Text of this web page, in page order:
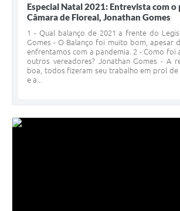
Especial Natal 2021: Entrevista com
Câmara de Floreal, Jonathan Gomes
1 - Qual balanço de 2021 a frente do
Gomes - O Balanço foi muito bom, apesar
enfrentamos com a pandemia. 2 - Como foi
outros vereadores? Jonathan Gomes - A
boa, todos fizeram seu trabalho em prol de
e a...